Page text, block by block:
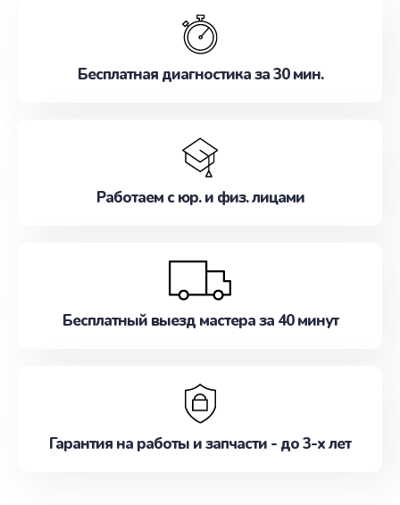
Бесплатная диагностика за 30 мин.
Работаем с юр. и физ. лицами
Бесплатный выезд мастера за 40 минут
Гарантия на работы и запчасти - до 3-х лет